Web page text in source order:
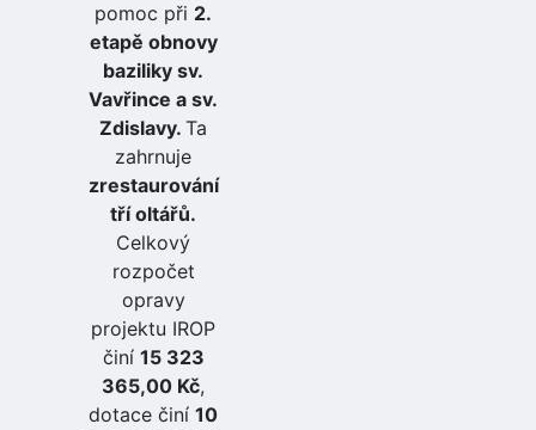
pomoc při 2.
etapě obnovy
baziliky sv.
Vavřince a sv.
Zdislavy. Ta
zahrnuje
zrestaurování
tří oltářů.
Celkový
rozpočet
opravy
projektu IROP
činí 15 323
365,00 Kč,
dotace činí 10